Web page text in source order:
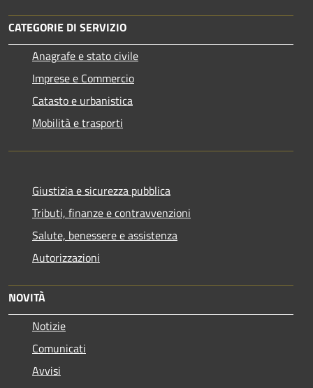
CATEGORIE DI SERVIZIO
Anagrafe e stato civile
Imprese e Commercio
Catasto e urbanistica
Mobilità e trasporti
Giustizia e sicurezza pubblica
Tributi, finanze e contravvenzioni
Salute, benessere e assistenza
Autorizzazioni
NOVITÀ
Notizie
Comunicati
Avvisi